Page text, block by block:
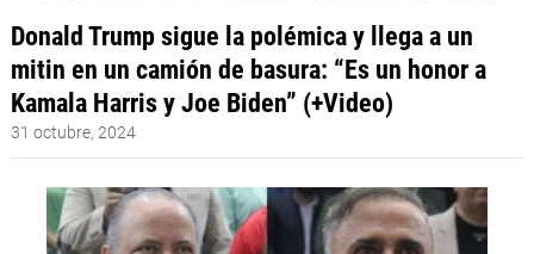
Donald Trump sigue la polémica y llega a un
mitin en un camión de basura: “Es un honor a
Kamala Harris y Joe Biden” (+Video)
31 octubre, 2024